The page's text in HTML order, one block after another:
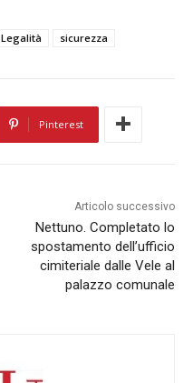
Legalità sicurezza
Pinterest
Articolo successivo
Nettuno. Completato lo
spostamento dell’ufficio
cimiteriale dalle Vele al
palazzo comunale